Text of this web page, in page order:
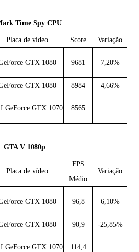
Time Spy CPU
Placa de vídeo Score
Variação
GTX 1080 9681 7,20%
GTX 1080 8984
4,66%
GeForce GTX 1070 8565
GTA V 1080p
Placa de vídeo
FPS
Médio
Variação
GTX 1080 96,8 6,10%
GTX 1080 90,9
-25,85%
GeForce GTX 1070 114,4